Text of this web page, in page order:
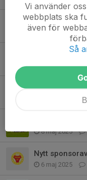
Nytt Bankgiro
1 dec 2025
4 sep 2025
8 maj 2025
Nytt
6 maj 2025
Vi använder
webbplats ska
även för
Så